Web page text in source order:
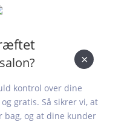
kontrol over dine
gratis. Så sikrer vi, at
bag, og at dine kunder
×